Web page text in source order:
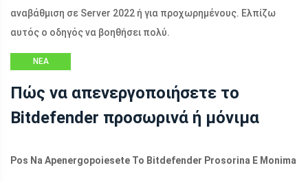
αναβάθμιση σε Server 2022 ή για προχωρημένους. Ελπίζω
αυτός ο οδηγός να βοηθήσει πολύ.
ΝΈΑ
Πώς να απενεργοποιήσετε το
Bitdefender προσωρινά ή μόνιμα
Pos Na Apenergopoiesete To Bitdefender Prosorina E Monima